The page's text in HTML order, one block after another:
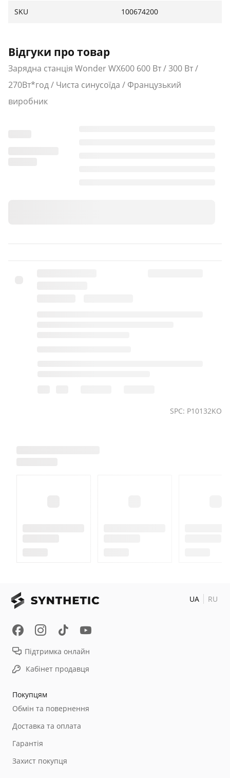
SKU 100674200
Відгуки про товар
Зарядна станція Wonder WX600 600 Вт / 300 Вт /
270Вт*год / Чиста синусоїда / Французький
виробник
SPC: P10132KO
Покупцям
Обмін та повернення
Доставка та оплата
Гарантія
Захист покупця
Підтримка онлайн
Кабінет продавця
UA RU